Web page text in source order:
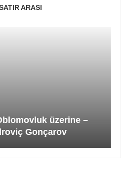
ARASI
üzerine –
Gonçarov